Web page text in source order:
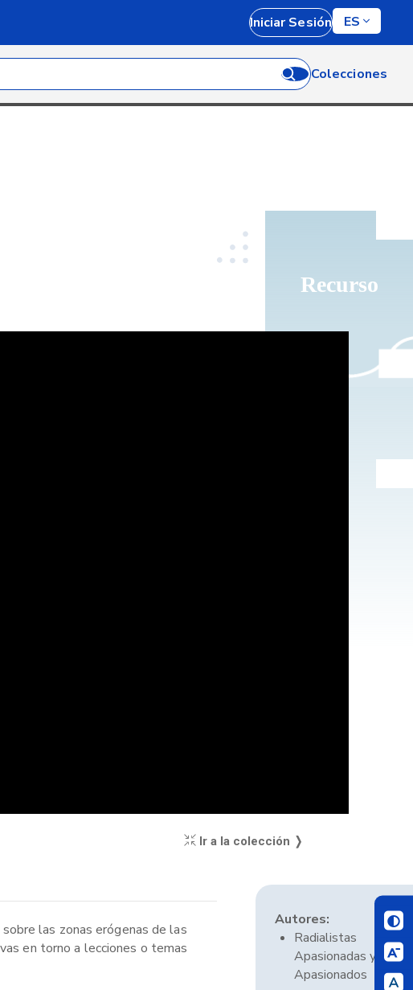
Iniciar Sesión ES
Colecciones
Recurso
Ir a la colección ❭
las zonas erógenas de las
en torno a lecciones o temas
Autores:
Radialistas
Apasionadas y
Apasionados